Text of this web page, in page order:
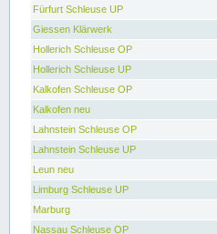
Fürfurt Schleuse UP
Giessen Klärwerk
Hollerich Schleuse OP
Hollerich Schleuse UP
Kalkofen Schleuse OP
Kalkofen neu
Lahnstein Schleuse OP
Lahnstein Schleuse UP
Leun neu
Limburg Schleuse UP
Marburg
Nassau Schleuse OP